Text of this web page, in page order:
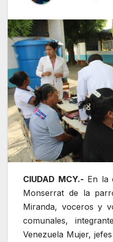
CIUDAD MCY.- En la
Monserrat de la
Miranda, voceros y
comunales,
Venezuela Mujer,